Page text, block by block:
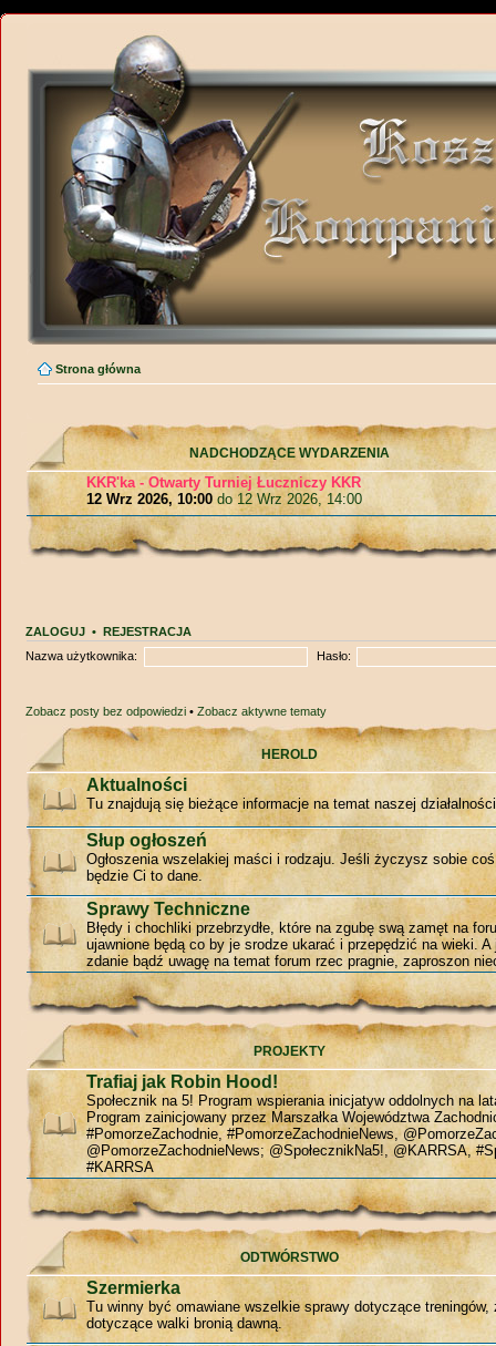
Strona główna
NADCHODZĄCE WYDARZENIA
KKR'ka - Otwarty Turniej Łuczniczy KKR
12 Wrz 2026, 10:00 do 12 Wrz 2026, 14:00
ZALOGUJ •REJESTRACJA
Nazwa użytkownika:
Hasło:
Zobacz posty bez odpowiedzi •Zobacz aktywne tematy
HEROLD
Aktualności
Tu znajdują się bieżące informacje na temat naszej
Słup ogłoszeń
Ogłoszenia wszelakiej maści i rodzaju. Jeśli życzysz sobie
będzie Ci to dane.
Sprawy Techniczne
Błędy i chochliki przebrzydłe, które na zgubę swą zamęt na
ujawnione będą co by je srodze ukarać i przepędzić na wieki.
zdanie bądź uwagę na temat forum rzec pragnie, zaproszon
PROJEKTY
Trafiaj jak Robin Hood!
Społecznik na 5! Program wspierania inicjatyw oddolnych na
Program zainicjowany przez Marszałka Województwa
#PomorzeZachodnie, #PomorzeZachodnieNews,
@PomorzeZachodnieNews; @SpołecznikNa5!, @KARRSA,
#KARRSA
ODTWÓRSTWO
Szermierka
Tu winny być omawiane wszelkie sprawy dotyczące treningów,
dotyczące walki bronią dawną.